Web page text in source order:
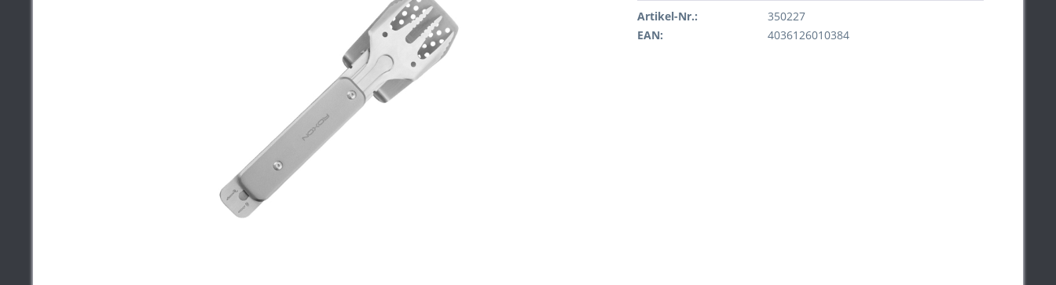
Artikel-Nr.:
350227
EAN:
4036126010384